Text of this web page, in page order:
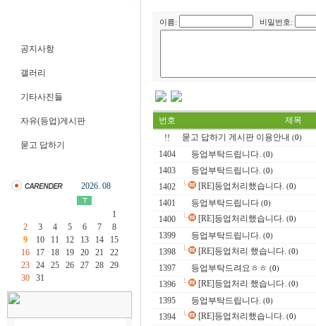
공지사항
갤러리
기타사진들
자유(등업)게시판
묻고 답하기
2026. 08
1
2
3 4 5 6 7
8
9
10 11 12 13 14
15
16
17 18 19 20 21
22
23
24 25 26 27 28
29
30
31
이름: 비밀번호:
번호
제목
!!
묻고 답하기 게시판 이용안내 (0)
1404 등업부탁드립니다. (0)
1403 등업부탁드립니다. (0)
1402 [RE]등업처리했습니다. (0)
1401 등업부탁드립니다 (0)
1400 [RE]등업처리했습니다. (0)
1399 등업부탁드립니다. (0)
1398 [RE]등업처리 했습니다. (0)
1397 등업부탁드려요ㅎㅎ (0)
1396 [RE]등업처리 했습니다. (0)
1395 등업부탁드립니다. (0)
1394 [RE]등업처리했습니다. (0)